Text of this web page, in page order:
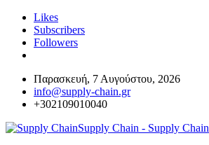
Likes
Subscribers
Followers
Παρασκευή, 7 Αυγούστου, 2026
info@supply-chain.gr
+302109010040
Supply Chain - Supply Chain